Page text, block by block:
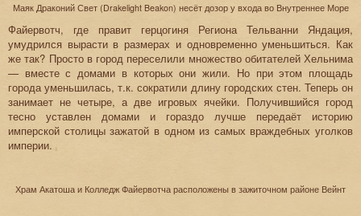
Маяк Драконий Свет (Drakelight Beakon) несёт дозор у входа во Внутреннее Море
Файервотч, где правит герцогиня Региона Тельванни Яндация,
умудрился вырасти в размерах и одновременно уменьшиться. Как
же так? Просто в город переселили множество обитателей Хельнима
— вместе с домами в которых они жили. Но при этом площадь
города уменьшилась, т.к. сократили длину городских стен. Теперь он
занимает не четыре, а две игровых ячейки. Получившийся город
тесно уставлен домами и гораздо лучше передаёт историю
имперской столицы зажатой в одном из самых враждебных уголков
империи.
Храм Акатоша и Колледж Файервотча расположены в зажиточном районе Вейнт